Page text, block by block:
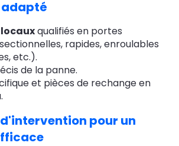
qualifiés en portes
rapides, enroulables
etc.).
de la panne.
et pièces de rechange en
pour un